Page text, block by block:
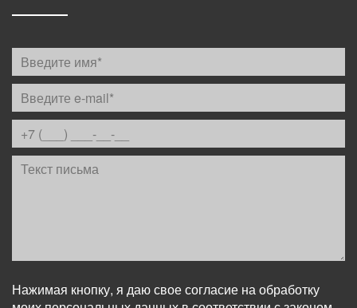
Нажимая кнопку, я даю свое согласие на обработку